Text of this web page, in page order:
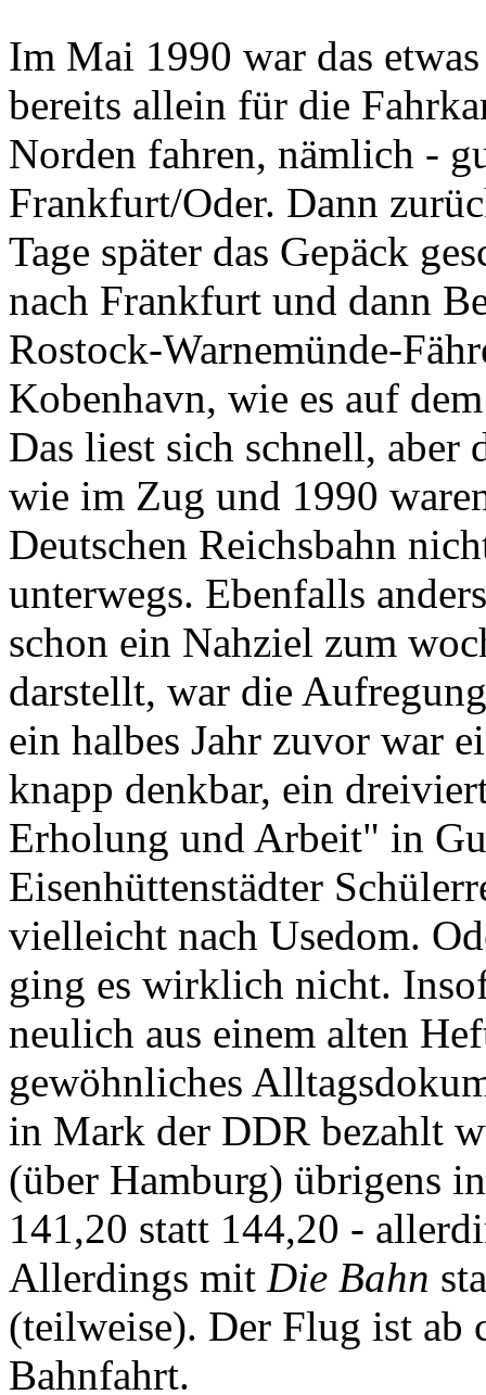
Im Mai 1990 war das
bereits allein für die
Norden fahren, nämlich -
Frankfurt/Oder. Dann
Tage später das Gepäck
nach Frankfurt und dann
Rostock-Warnemünde-
Kobenhavn, wie es auf
Das liest sich schnell,
wie im Zug und 1990
Deutschen Reichsbahn
unterwegs. Ebenfalls
schon ein Nahziel zum
darstellt, war die
ein halbes Jahr zuvor war
knapp denkbar, ein
Erholung und Arbeit" in
Eisenhüttenstädter
vielleicht nach Usedom.
ging es wirklich nicht.
neulich aus einem alten
gewöhnliches
in Mark der DDR bezahlt
(über Hamburg) übrigens
141,20 statt 144,20 -
Allerdings mit Die Bahn
(teilweise). Der Flug ist ab
Bahnfahrt.